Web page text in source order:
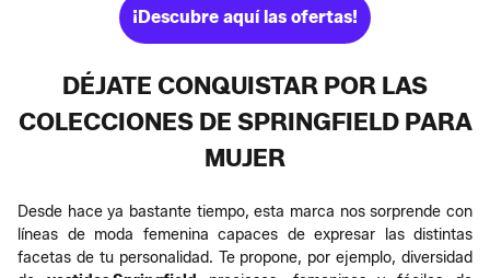
¡Descubre aquí las ofertas!
DÉJATE CONQUISTAR POR LAS
COLECCIONES DE SPRINGFIELD PARA
MUJER
Desde hace ya bastante tiempo, esta marca nos sorprende con
líneas de moda femenina capaces de expresar las distintas
facetas de tu personalidad. Te propone, por ejemplo, diversidad